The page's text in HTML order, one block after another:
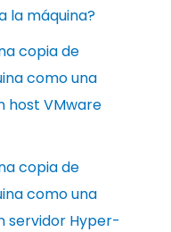
la máquina?
copia de
como una
host VMware
copia de
como una
servidor Hyper-